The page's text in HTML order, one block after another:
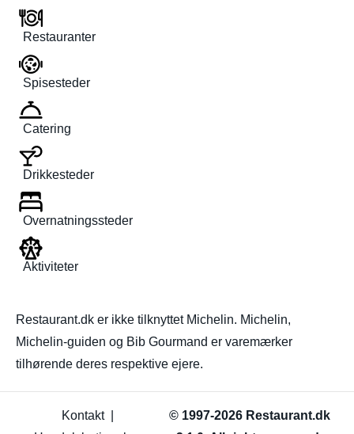
Restauranter
Spisesteder
Catering
Drikkesteder
Overnatningssteder
Aktiviteter
Restaurant.dk er ikke tilknyttet Michelin. Michelin,
Michelin-guiden og Bib Gourmand er varemærker
tilhørende deres respektive ejere.
© 1997-2026 Restaurant.dk
Kontakt|